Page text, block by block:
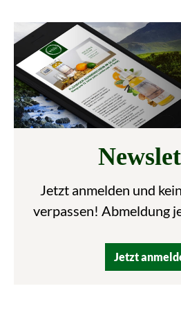
Jetzt anmelden und
verpassen! Abmeldung
Jetzt